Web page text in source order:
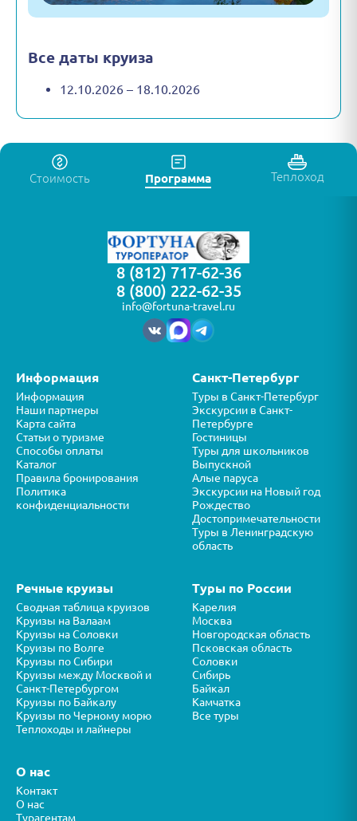
Все даты круиза
12.10.2026 – 18.10.2026
Стоимость Программа Теплоход
8 (812) 717-62-36
8 (800) 222-62-35
info@fortuna-travel.ru
Информация
Информация
Наши партнеры
Карта сайта
Статьи о туризме
Способы оплаты
Каталог
Правила бронирования
Политика
конфиденциальности
Санкт-Петербург
Туры в Санкт-Петербург
Экскурсии в Санкт-
Петербурге
Гостиницы
Туры для школьников
Выпускной
Алые паруса
Экскурсии на Новый год
Рождество
Достопримечательности
Туры в Ленинградскую
область
Речные круизы
Сводная таблица круизов
Круизы на Валаам
Круизы на Соловки
Круизы по Волге
Круизы по Сибири
Круизы между Москвой и
Санкт-Петербургом
Круизы по Байкалу
Круизы по Черному морю
Теплоходы и лайнеры
Туры по России
Карелия
Москва
Новгородская область
Псковская область
Соловки
Сибирь
Байкал
Камчатка
Все туры
О нас
Контакт
О нас
Турагентам